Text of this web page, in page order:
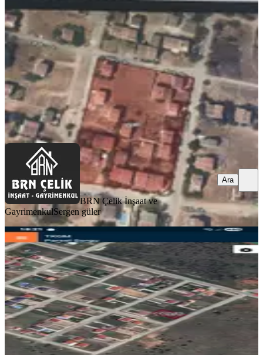
Tekirdağ, Marmaraereğlisi
100 m²
·8.690/m² · 23.07.2026
869.000 ₺
BRN Çelik İnşaat ve Gayrimenkul Sergen güler
Ara
BRN Çelik İnşaat ve
GayrimenkulSergen güler
Ara
TAKASLI
Kapakli Bahçe Ağıl
Tekirdağ, Kapaklı
840 m²·6.845/m²·22.07.2026
5.750.000 ₺
Aziz dursun